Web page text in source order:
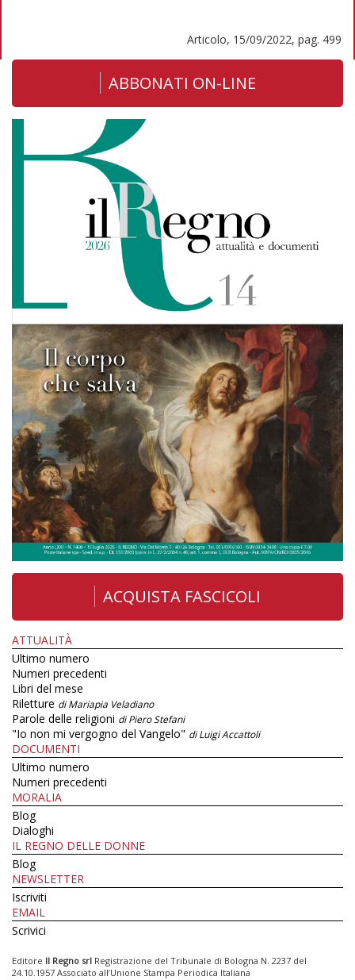
Articolo, 15/09/2022, pag. 499
ABBONATI ON-LINE
ACQUISTA FASCICOLI
ATTUALITÀ
Ultimo numero
Numeri precedenti
Libri del mese
Riletture di Mariapia Veladiano
Parole delle religioni di Piero Stefani
"Io non mi vergogno del Vangelo" di Luigi Accattoli
DOCUMENTI
Ultimo numero
Numeri precedenti
MORALIA
Blog
Dialoghi
IL REGNO DELLE DONNE
Blog
NEWSLETTER
Iscriviti
EMAIL
Scrivici
Editore Il Regno srl Registrazione del Tribunale di Bologna N. 2237 del
24.10.1957 Associato all’Unione Stampa Periodica Italiana